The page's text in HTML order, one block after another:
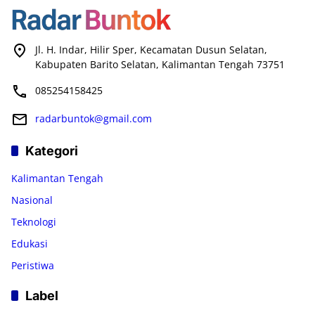
Jl. H. Indar, Hilir Sper, Kecamatan Dusun Selatan,
Kabupaten Barito Selatan, Kalimantan Tengah 73751
085254158425
radarbuntok@gmail.com
Kategori
Kalimantan Tengah
Nasional
Teknologi
Edukasi
Peristiwa
Label